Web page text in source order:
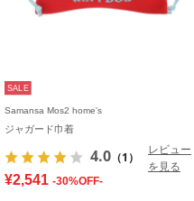
SALE
Samansa Mos2 home's
ジャガード巾着
4.0 （1）
レビュー
を見る
¥2,541 -30%OFF-